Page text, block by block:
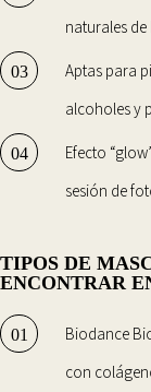
naturales
Aptas para
alcoholes y
Efecto
sesión de
TIPOS DE
ENCONTRAR
Biodance
con